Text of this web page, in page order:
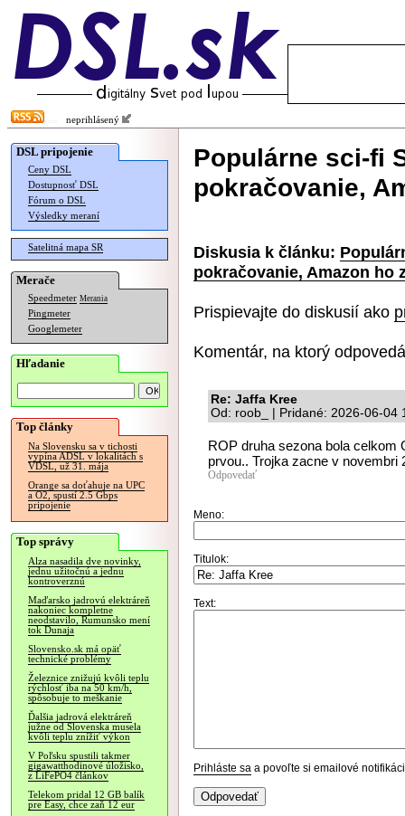
neprihlásený
DSL pripojenie
Ceny DSL
Dostupnosť DSL
Fórum o DSL
Výsledky meraní
Satelitná mapa SR
Merače
Speedmeter Merania
Pingmeter
Googlemeter
Hľadanie
Top články
Na Slovensku sa v tichosti
vypína ADSL v lokalitách s
VDSL, už 31. mája
Orange sa doťahuje na UPC
a O2, spustí 2.5 Gbps
pripojenie
Top správy
Alza nasadila dve novinky,
jednu užitočnú a jednu
kontroverznú
Maďarsko jadrovú elektráreň
nakoniec kompletne
neodstavilo, Rumunsko mení
tok Dunaja
Slovensko.sk má opäť
technické problémy
Železnice znižujú kvôli teplu
rýchlosť iba na 50 km/h,
spôsobuje to meškanie
Ďalšia jadrová elektráreň
južne od Slovenska musela
kvôli teplu znížiť výkon
V Poľsku spustili takmer
gigawatthodinové úložisko,
z LiFePO4 článkov
Telekom pridal 12 GB balík
pre Easy, chce zaň 12 eur
Populárne sci-fi
pokračovanie,
Diskusia k článku:
pokračovanie, Amazon ho
Prispievajte do diskusií ako
Komentár, na ktorý
Re: Jaffa Kree
Od: roob_ | Pridané: 2026-06-04
ROP druha sezona bola celkom
prvou.. Trojka zacne v novembri
Odpovedať
Meno:
Titulok:
Text:
Prihláste sa a povoľte si emailové